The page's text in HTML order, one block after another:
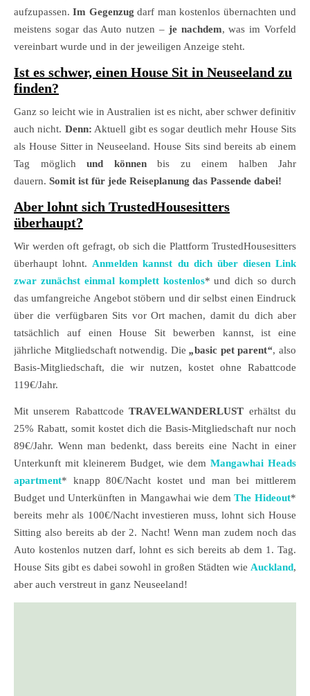
aufzupassen.Im Gegenzug darf man kostenlos übernachten und
meistens sogar das Auto nutzen – je nachdem, was im Vorfeld
vereinbart wurde und in der jeweiligen Anzeige steht.
Ist es schwer, einen House Sit in Neuseeland zu
finden?
Ganz so leicht wie in Australien ist es nicht, aber schwer definitiv
auch nicht. Denn: Aktuell gibt es sogar deutlich mehr House Sits
als House Sitter in Neuseeland. House Sits sind bereits ab einem
Tag möglich und könnenbis zu einem halben Jahr
dauern. Somit ist für jede Reiseplanung das Passende dabei!
Aber lohnt sich TrustedHousesitters
überhaupt?
Wir werden oft gefragt, ob sich die Plattform TrustedHousesitters
überhaupt lohnt.Anmelden kannst du dich über diesen Link
zwar zunächst einmal komplett kostenlos* und dich so durch
das umfangreiche Angebot stöbern und dir selbst einen Eindruck
über die verfügbaren Sits vor Ort machen, damit du dich aber
tatsächlich auf einen House Sit bewerben kannst, ist eine
jährliche Mitgliedschaft notwendig. Die„basic pet parent“, also
Basis-Mitgliedschaft, die wir nutzen, kostet ohne Rabattcode
119€/Jahr.
Mit unserem RabattcodeTRAVELWANDERLUST erhältst du
25% Rabatt, somit kostet dich die Basis-Mitgliedschaft nur noch
89€/Jahr. Wenn man bedenkt, dass bereits eine Nacht in einer
Unterkunft mit kleinerem Budget, wie dem Mangawhai Heads
apartment* knapp 80€/Nacht kostet und man bei mittlerem
Budget und Unterkünften in Mangawhai wie demThe Hideout*
bereits mehr als 100€/Nacht investieren muss, lohnt sich House
Sitting also bereits ab der 2. Nacht! Wenn man zudem noch das
Auto kostenlos nutzen darf, lohnt es sich bereits ab dem 1. Tag.
House Sits gibt es dabei sowohl in großen Städten wie Auckland,
aber auch verstreut in ganz Neuseeland!